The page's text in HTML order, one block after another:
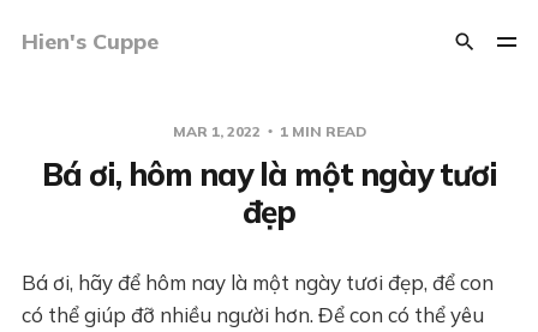
Hien's Cuppe
MAR 1, 2022 1 MIN READ
Bá ơi, hôm nay là một ngày tươi
đẹp
Bá ơi, hãy để hôm nay là một ngày tươi đẹp, để con
có thể giúp đỡ nhiều người hơn. Để con có thể yêu